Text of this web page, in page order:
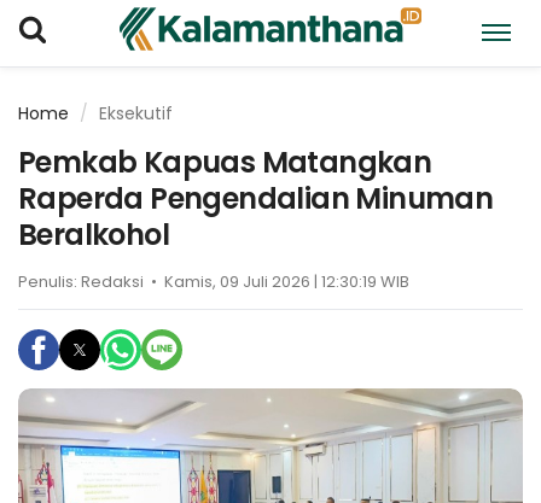
Home Eksekutif
Pemkab Kapuas Matangkan
Raperda Pengendalian Minuman
Beralkohol
Penulis: Redaksi • Kamis, 09 Juli 2026 | 12:30:19 WIB